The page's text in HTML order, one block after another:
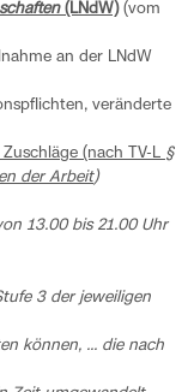
(LNdW)(vom
an der LNdW
veränderte
(nach TV-L §
der Arbeit)
13.00 bis 21.00 Uhr
3 der jeweiligen
können, ... die nach